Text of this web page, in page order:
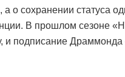
а о сохранении статуса
В прошлом сезоне
и подписание